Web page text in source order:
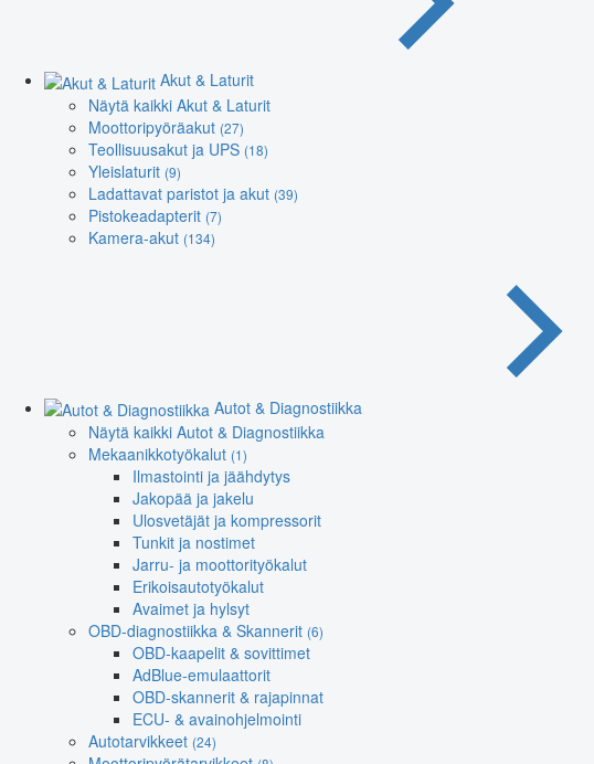
Akut & Laturit
Näytä kaikki Akut & Laturit
Moottoripyöräakut (27)
Teollisuusakut ja UPS (18)
Yleislaturit (9)
Ladattavat paristot ja akut (39)
Pistokeadapterit (7)
Kamera-akut (134)
Autot & Diagnostiikka
Näytä kaikki Autot & Diagnostiikka
Mekaanikkotyökalut (1)
Ilmastointi ja jäähdytys
Jakopää ja jakelu
Ulosvetäjät ja kompressorit
Tunkit ja nostimet
Jarru- ja moottorityökalut
Erikoisautotyökalut
Avaimet ja hylsyt
OBD-diagnostiikka & Skannerit (6)
OBD-kaapelit & sovittimet
AdBlue-emulaattorit
OBD-skannerit & rajapinnat
ECU- & avainohjelmointi
Autotarvikkeet (24)